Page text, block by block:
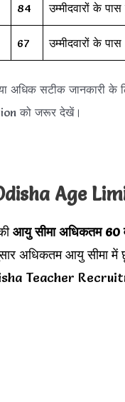
84 उम्मीदवारों के
67 उम्मीदवारों के
अधिक सटीक जानकारी के
को जरूर देखें।
Age
आयु सीमा अधिकतम 60
अधिकतम आयु सीमा
Teacher